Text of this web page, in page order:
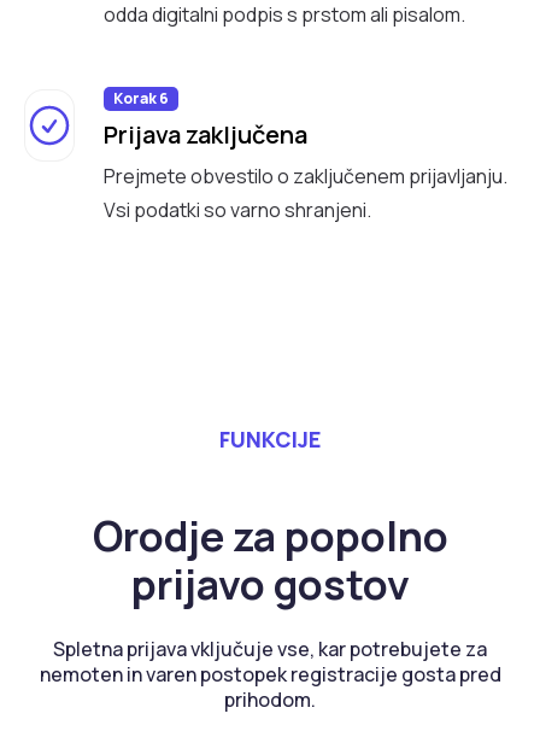
odda digitalni podpis s prstom ali pisalom.
Korak 6
Prijava zaključena
Prejmete obvestilo o zaključenem prijavljanju.
Vsi podatki so varno shranjeni.
FUNKCIJE
Orodje za popolno
prijavo gostov
Spletna prijava vključuje vse, kar potrebujete za
nemoten in varen postopek registracije gosta pred
prihodom.